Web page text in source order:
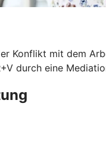
Konflikt mit dem
durch eine